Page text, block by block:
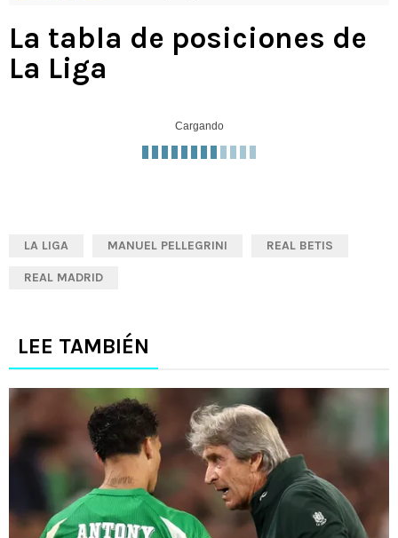
La tabla de posiciones de
La Liga
Cargando
LA LIGA MANUEL PELLEGRINI REAL BETIS
REAL MADRID
LEE TAMBIÉN